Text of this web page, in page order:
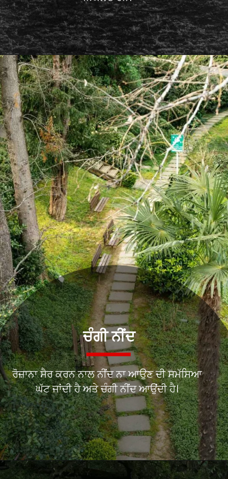
ਰੋਜ਼ਾਨਾ ਸੈਰ ਕਰਨ ਨਾਲ ਨੀਂਦ ਨਾ ਆਉਣ ਦੀ ਸਮੱਸਿਆ
ਘੱਟ ਜਾਂਦੀ ਹੈ ਅਤੇ ਚੰਗੀ ਨੀਂਦ ਆਉਂਦੀ ਹੈ।
ਚੰਗੀ ਨੀਂਦ